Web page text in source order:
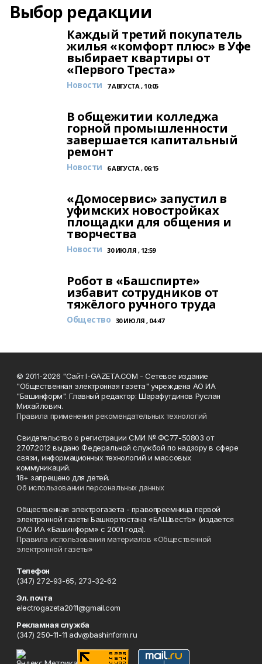
Выбор редакции
Каждый третий покупатель
жилья «комфорт плюс» в Уфе
выбирает квартиры от
«Первого Треста»
Новости 7 АВГУСТА , 10:05
В общежитии колледжа
горной промышленности
завершается капитальный
ремонт
Новости 6 АВГУСТА , 06:15
«Домосервис» запустил в
уфимских новостройках
площадки для общения и
творчества
Новости 30 ИЮЛЯ , 12:59
Робот в «Башспирте»
избавит сотрудников от
тяжёлого ручного труда
Общество 30 ИЮЛЯ , 04:47
© 2011-2026 "Сайт I-GAZETA.COM - Сетевое издание
"Общественная электронная газета" учреждена АО ИА
"Башинформ". Главный редактор: Шарафутдинов Руслан
Михайлович.
Правила применения рекомендательных технологий
Свидетельство о регистрации СМИ № ФС77-50803 от
27.07.2012 выдано Федеральной службой по надзору в сфере
связи, информационных технологий и массовых
коммуникаций.
18+ запрещено для детей.
Об использовании персональных данных
Общественная электрогазета - правопреемница первой
электронной газеты Башкортостана «БАШвестЪ» (издается
ОАО ИА «Башинформ» с 2001 года).
Правила использования материалов «Общественной
электронной газеты»
Телефон
(347) 272-93-65, 273-32-62
Эл. почта
electrogazeta2011@gmail.com
Рекламная служба
(347) 250-11-11 adv@bashinform.ru